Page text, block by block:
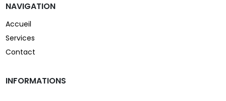
NAVIGATION
Accueil
Services
Contact
INFORMATIONS